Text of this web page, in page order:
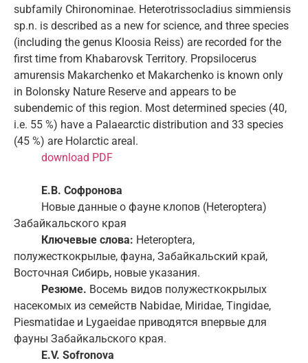
subfamily Chironominae. Heterotrissocladius simmiensis
sp.n. is described as a new for science, and three species
(including the genus Kloosia Reiss) are recorded for the
first time from Khabarovsk Territory. Propsilocerus
amurensis Makarchenko et Makarchenko is known only
in Bolonsky Nature Reserve and appears to be
subendemic of this region. Most determined species (40,
i.e. 55 %) have a Palaearctic distribution and 33 species
(45 %) are Holarctic areal.
download PDF
Е.В. Софронова
Новые данные о фауне клопов (Heteroptera)
Забайкальского края
Ключевые слова: Heteroptera,
полужесткокрылые, фауна, Забайкальский край,
Восточная Сибирь, новые указания.
Резюме. Восемь видов полужесткокрылых
насекомых из семейств Nabidae, Miridae, Tingidae,
Piesmatidae и Lygaeidae приводятся впервые для
фауны Забайкальского края.
E.V. Sofronova